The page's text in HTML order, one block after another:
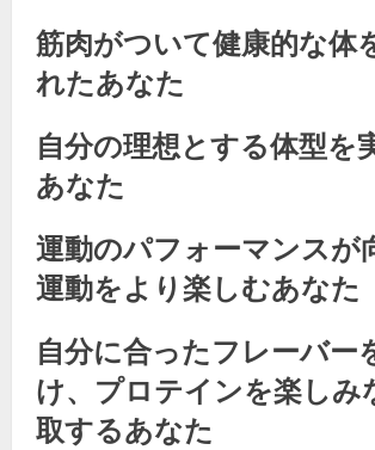
筋肉がついて健康的な体
れたあなた
自分の理想とする体型を
あなた
運動のパフォーマンスが
運動をより楽しむあなた
自分に合ったフレーバー
け、プロテインを楽しみ
取するあなた